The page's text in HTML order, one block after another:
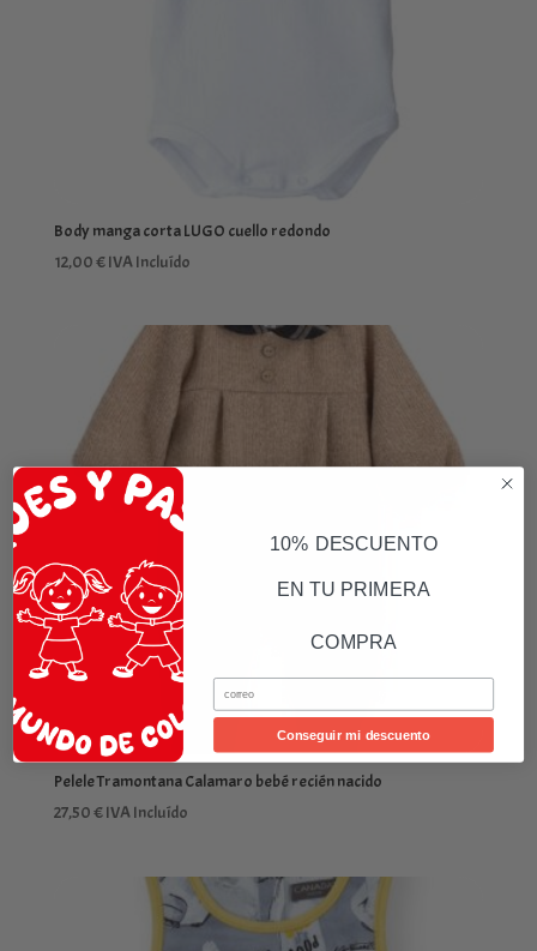
Body manga corta LUGO cuello redondo
12,00€IVA Incluído
Pelele Tramontana Calamaro bebé recién nacido
27,50€IVA Incluído
10% DESCUENTO
EN TU PRIMERA
COMPRA
Email
Conseguir mi descuento